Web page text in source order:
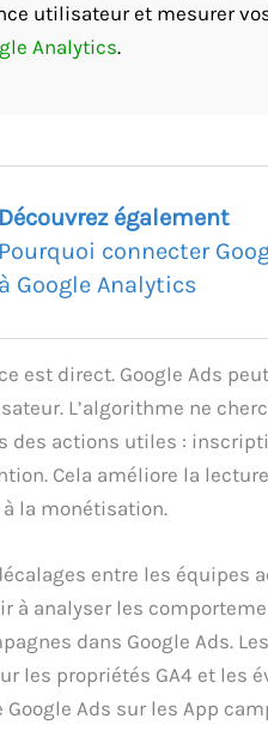
utilisateur et mesurer
Analytics.
Découvrez également
Pourquoi connecter
à Google Analytics
est direct. Google Ads
L’algorithme ne
actions utiles :
Cela améliore la
la monétisation.
entre les équipes
à analyser les
dans Google Ads.
les propriétés GA4 et les
Ads sur les App